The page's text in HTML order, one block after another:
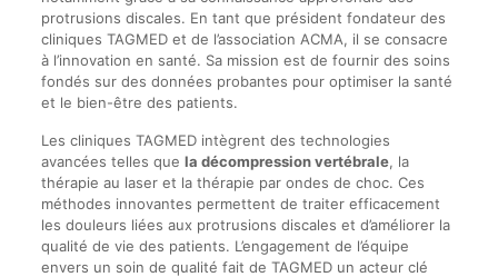
protrusions discales. En tant que président fondateur des
cliniques TAGMED et de l’association ACMA, il se consacre
à l’innovation en santé. Sa mission est de fournir des soins
fondés sur des données probantes pour optimiser la santé
et le bien-être des patients.
Les cliniques TAGMED intègrent des technologies
avancées telles que la décompression vertébrale, la
thérapie au laser et la thérapie par ondes de choc. Ces
méthodes innovantes permettent de traiter efficacement
les douleurs liées aux protrusions discales et d’améliorer la
qualité de vie des patients. L’engagement de l’équipe
envers un soin de qualité fait de TAGMED un acteur clé